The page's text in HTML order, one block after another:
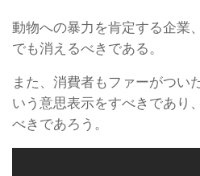
動物への暴力を肯定する企業
でも消えるべきである。
また、消費者もファーがつい
いう意思表示をすべきであり
べきであろう。